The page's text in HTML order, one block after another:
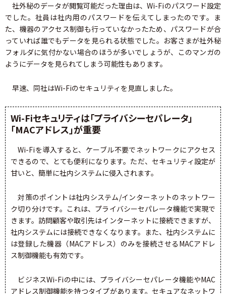
社外秘のデータが閲覧可能だった理由は、Wi-Fiのパスワード設定
でした。社員は社内用のパスワードを伝えてしまったのです。ま
た、機器のアクセス制御も行っていなかったため、パスワードが合
っていれば誰でもデータを見られる状態でした。お客さまが社外秘
フォルダに気付かない場合のほうが多いでしょうが、このマンガの
ようにデータを見られてしまう可能性もあります。
早速、同社はWi-Fiのセキュリティを見直しました。
Wi-Fiセキュリティは「プライバシーセパレータ」
「MACアドレス」が重要
Wi-Fiを導入すると、ケーブル不要でネットワークにアクセス
できるので、とても便利になります。ただ、セキュリティ設定が
甘いと、簡単に社内システムに侵入されます。
対策のポイントは社内システム/インターネットのネットワー
ク切り分けです。これは、プライバシーセパレータ機能で実現で
きます。訪問顧客や取引先はインターネットに接続できますが、
社内システムには接続できなくなります。また、社内システムに
は登録した機器（MACアドレス）のみを接続させるMACアドレ
ス制御機能も有効です。
ビジネスWi-Fiの中には、プライバシーセパレータ機能やMAC
アドレス制御機能を持つタイプがあります。セキュアなネットワ